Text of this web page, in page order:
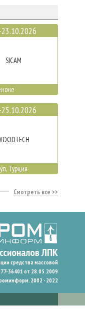
SICAM
Турция
Смотреть все
средства массовой
36401 от 28.05.2009
2002 - 2022